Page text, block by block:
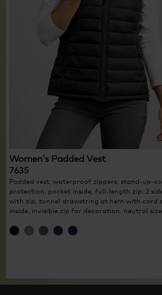
Women’s Padded Vest
7635
Padded vest, waterproof zippers, stand-up-
protection, pocket inside, full-length zip, 2
with zip, tunnel drawstring at hem with cord
inside, invisible zip for decoration, neutral